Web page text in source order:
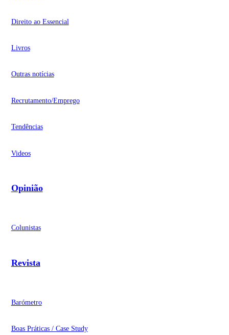
Direito ao Essencial
Livros
Outras notícias
Recrutamento/Emprego
Tendências
Videos
Opinião
Colunistas
Revista
Barómetro
Boas Práticas / Case Study